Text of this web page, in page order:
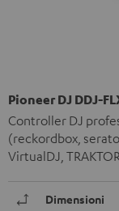
Pioneer DJ DDJ-
Controller DJ
(reckordbox, serato
VirtualDJ,
Dimensioni